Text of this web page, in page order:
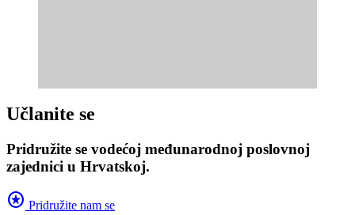
Učlanite se
Pridružite se vodećoj međunarodnoj poslovnoj
zajednici u Hrvatskoj.
stars Pridružite nam se